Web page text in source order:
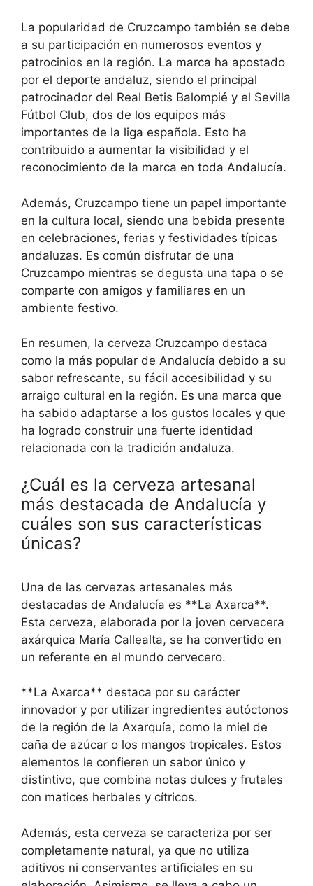
La popularidad de Cruzcampo también se debe
a su participación en numerosos eventos y
patrocinios en la región. La marca ha apostado
por el deporte andaluz, siendo el principal
patrocinador del Real Betis Balompié y el Sevilla
Fútbol Club, dos de los equipos más
importantes de la liga española. Esto ha
contribuido a aumentar la visibilidad y el
reconocimiento de la marca en toda Andalucía.
Además, Cruzcampo tiene un papel importante
en la cultura local, siendo una bebida presente
en celebraciones, ferias y festividades típicas
andaluzas. Es común disfrutar de una
Cruzcampo mientras se degusta una tapa o se
comparte con amigos y familiares en un
ambiente festivo.
En resumen, la cerveza Cruzcampo destaca
como la más popular de Andalucía debido a su
sabor refrescante, su fácil accesibilidad y su
arraigo cultural en la región. Es una marca que
ha sabido adaptarse a los gustos locales y que
ha logrado construir una fuerte identidad
relacionada con la tradición andaluza.
¿Cuál es la cerveza artesanal
más destacada de Andalucía y
cuáles son sus características
únicas?
Una de las cervezas artesanales más
destacadas de Andalucía es **La Axarca**.
Esta cerveza, elaborada por la joven cervecera
axárquica María Callealta, se ha convertido en
un referente en el mundo cervecero.
**La Axarca** destaca por su carácter
innovador y por utilizar ingredientes autóctonos
de la región de la Axarquía, como la miel de
caña de azúcar o los mangos tropicales. Estos
elementos le confieren un sabor único y
distintivo, que combina notas dulces y frutales
con matices herbales y cítricos.
Además, esta cerveza se caracteriza por ser
completamente natural, ya que no utiliza
aditivos ni conservantes artificiales en su